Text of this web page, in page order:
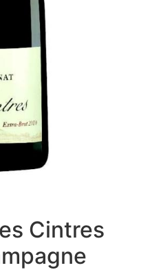
Cintres